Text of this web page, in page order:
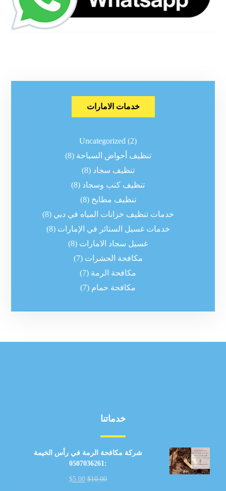
خدمات الامارات
Uncategorized (2)
تنظيف أحواض السباحة (8)
تنظيف سجاد (8)
تنظيف كنب وسجاد (8)
تنظيف مطابخ (8)
خدمات تنظيف خزانات المياه في دبي (8)
خدمات غسيل الستائر في الإمارات (8)
غسيل سجاد الامارات (8)
مكافحة الحشرات (7)
مكافحة الرمة (7)
مكافحة حمام (7)
خدماتنا
شركة مكافحة الرمة في رأس الخيمة
:0507036261
$10.00
$5.00